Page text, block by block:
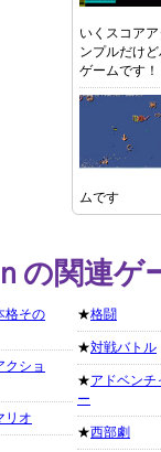
いくスコア
ンプルだけ
ゲームです！
ムです
の関連ゲ
格その
クショ
リオ
★格闘
★対戦バトル
★アドベンチ
ー
★西部劇